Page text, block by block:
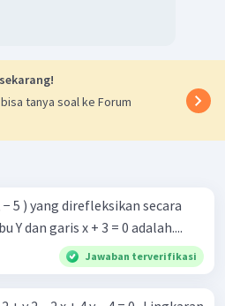
tanya soal ke Forum
5 ) yang direfleksikan secara
Y dan garis x + 3 = 0 adalah....
Jawaban terverifikasi